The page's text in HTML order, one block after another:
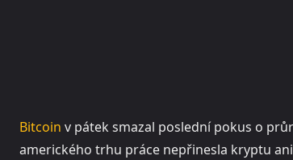
Bitcoin v pátek smazal poslední pokus o
amerického trhu práce nepřinesla kryptu